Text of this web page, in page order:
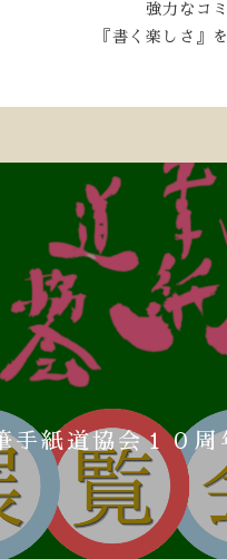
強力なコ
『書く楽しさ』
手紙道協会１０周
第一次募集は締
書くLAB®ラジオ
細はここをクリッ
絶景WowUsでワ
っぱい大阪旅」公
載されておりま
愛にあふれる居
BSよしもとで再放